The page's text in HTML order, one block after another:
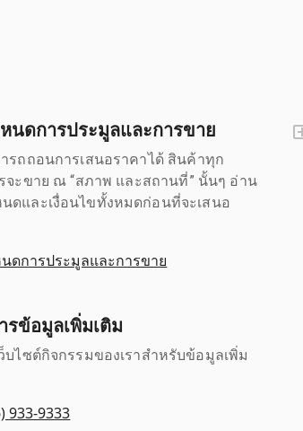
นดการประมูลและการขาย
รถถอนการเสนอราคาได้ สินค้าทุก
จะขาย ณ “สภาพ และสถานที่” นั้นๆ อ่าน
ดและเงื่อนไขทั้งหมดก่อนที่จะเสนอ
ดการประมูลและการขาย
รข้อมูลเพิ่มเติม
บไซต์กิจกรรมของเราสำหรับข้อมูลเพิ่ม
933-9333